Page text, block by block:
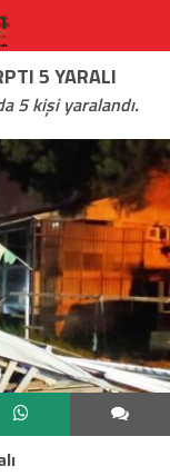
5 YARALI
5 kişi yaralandı.